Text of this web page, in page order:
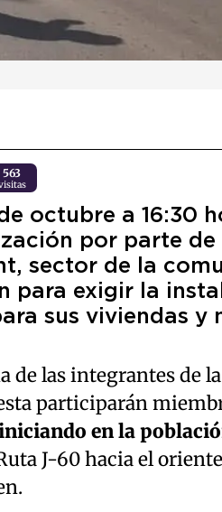
563
octubre a 16:30
por parte de
sector de la
para exigir la
sus viviendas y
de las integrantes de
participarán
en la
J-60 hacia el